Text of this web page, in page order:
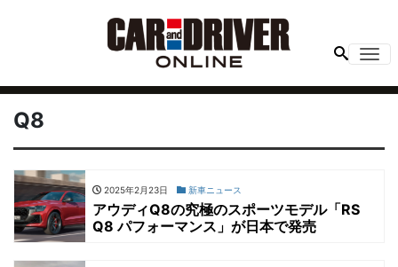
Q8
2025年2月23日 新車ニュース
アウディQ8の究極のスポーツモデル「RS
Q8 パフォーマンス」が日本で発売